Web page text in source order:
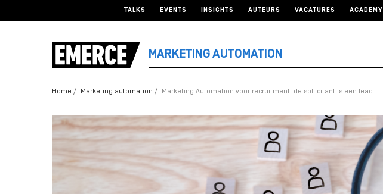
TALKS EVENTS INSIGHTS AUTEURS VACATURES ACADEMY
MARKETING AUTOMATION
Home Marketing automation Marketing Automation voor recruitment: de sollicitant is een lead